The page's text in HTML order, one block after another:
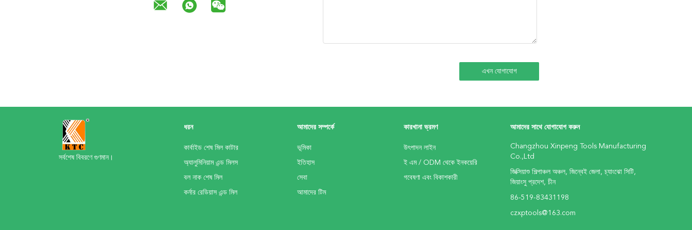
সর্বশেষ বিবরণে গুণমান।
ধরন
কার্বাইড শেষ মিল কাটার
অ্যালুমিনিয়াম এন্ড মিলস
বল নাক শেষ মিল
কর্নার রেডিয়াস এন্ড মিল
আমাদের সম্পর্কে
ভূমিকা
ইতিহাস
সেবা
আমাদের টিম
কারখানা ভ্রমণ
উৎপাদন লাইন
ই এম / ODM থেকে ইনকয়েরি
গবেষণা এবং বিকাশকারী
আমাদের সাথে যোগাযোগ করুন
Changzhou Xinpeng Tools Manufacturing
Co.,Ltd
জিক্সিয়াশু শিল্পাঞ্চল অঞ্চল, জিন্বেই জেলা, চ্যাংঝো সিটি,
জিয়াংসু প্রদেশ, চীন
86-519-83431198
czxptools@163.com